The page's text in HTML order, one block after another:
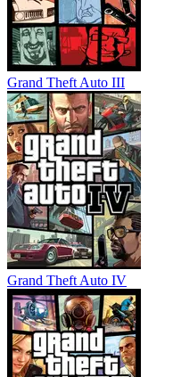
Grand Theft Auto III
Grand Theft Auto IV